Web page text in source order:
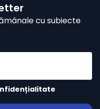
cu subiecte